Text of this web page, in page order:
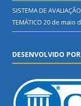
SISTEMA DE
TEMÁTICO 20 de maio
DESENVOLVIDO